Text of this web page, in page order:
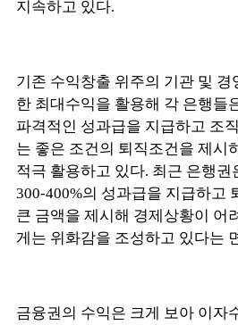
지속하고 있다.
기존 수익창출 위주의 기관 및 경
한 최대수익을 활용해 각 은행들
파격적인 성과급을 지급하고 조
는 좋은 조건의 퇴직조건을 제시
적극 활용하고 있다. 최근 은행권
300-400%의 성과급을 지급하고
큰 금액을 제시해 경제상황이 어
게는 위화감을 조성하고 있다는
금융권의 수익은 크게 보아 이자